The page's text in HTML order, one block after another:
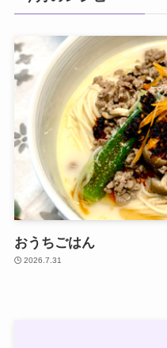
おうちごはん
2026.7.31